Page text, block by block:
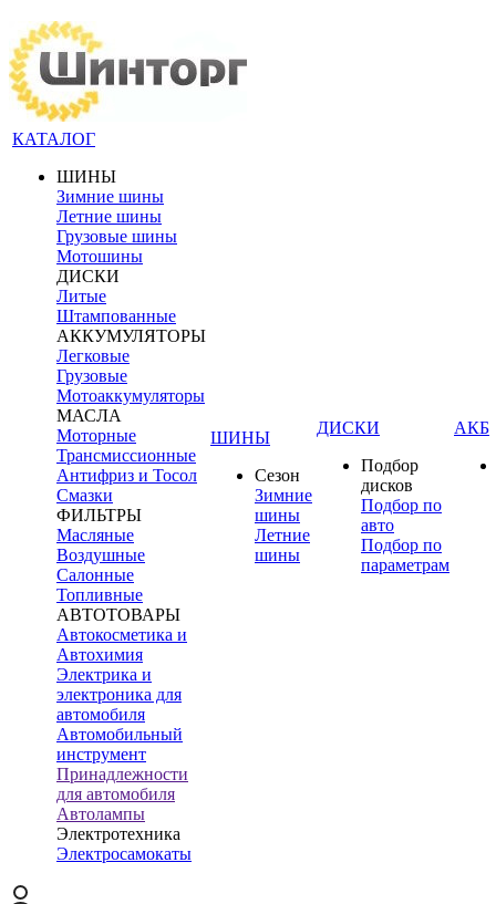
КАТАЛОГ
ШИНЫ
Зимние шины
Летние шины
Грузовые шины
Мотошины
ДИСКИ
Литые
Штампованные
АККУМУЛЯТОРЫ
Легковые
Грузовые
Мотоаккумуляторы
МАСЛА
Моторные
Трансмиссионные
Антифриз и Тосол
Смазки
ФИЛЬТРЫ
Масляные
Воздушные
Салонные
Топливные
АВТОТОВАРЫ
Автокосметика и
Автохимия
Электрика и
электроника для
автомобиля
Автомобильный
инструмент
Принадлежности
для автомобиля
Автолампы
Электротехника
Электросамокаты
ШИНЫ
Сезон
Зимние
шины
Летние
шины
ДИСКИ
Подбор
дисков
Подбор по
авто
Подбор по
параметрам
АКБ